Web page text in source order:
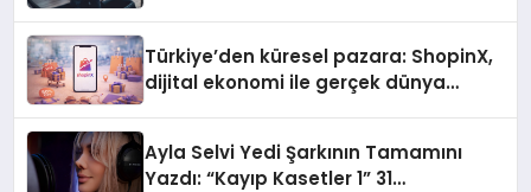
Türkiye’den küresel pazara: ShopinX,
dijital ekonomi ile gerçek dünya
Ayla Selvi Yedi Şarkının Tamamını
Yazdı: “Kayıp Kasetler 1” 31